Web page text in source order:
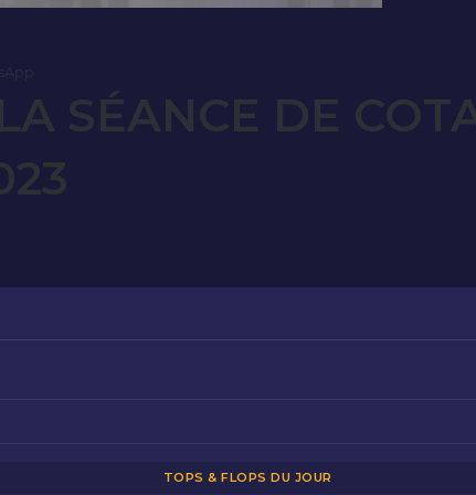
SÉANCE DE
TOPS & FLOPS DU JOUR